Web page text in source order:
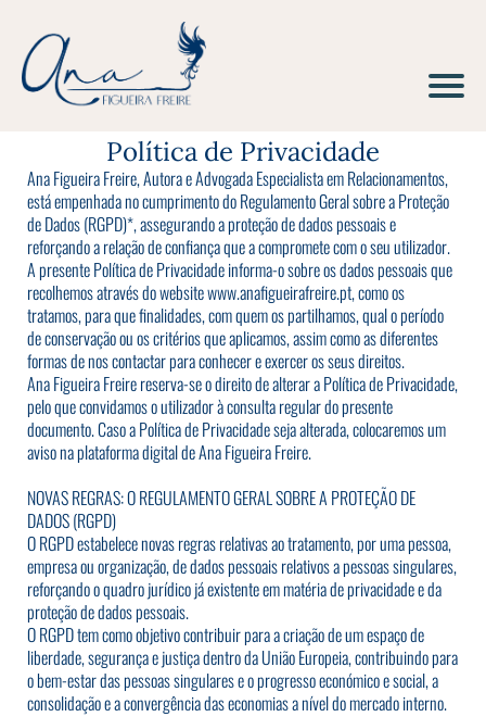
Política de Privacidade
Ana Figueira Freire, Autora e Advogada Especialista em Relacionamentos,
está empenhada no cumprimento do Regulamento Geral sobre a Proteção
de Dados (RGPD)*, assegurando a proteção de dados pessoais e
reforçando a relação de confiança que a compromete com o seu utilizador.
A presente Política de Privacidade informa-o sobre os dados pessoais que
recolhemos através do websitewww.anafigueirafreire.pt, como os
tratamos, para que finalidades, com quem os partilhamos, qual o período
de conservação ou os critérios que aplicamos, assim como as diferentes
formas de nos contactar para conhecer e exercer os seus direitos.
Ana Figueira Freire reserva-se o direito de alterar a Política de Privacidade,
pelo que convidamos o utilizador à consulta regular do presente
documento. Caso a Política de Privacidade seja alterada, colocaremos um
aviso na plataforma digital de Ana Figueira Freire.
NOVAS REGRAS: O REGULAMENTO GERAL SOBRE A PROTEÇÃO DE
DADOS (RGPD)
O RGPD estabelece novas regras relativas ao tratamento, por uma pessoa,
empresa ou organização, de dados pessoais relativos a pessoas singulares,
reforçando o quadro jurídico já existente em matéria de privacidade e da
proteção de dados pessoais.
O RGPD tem como objetivo contribuir para a criação de um espaço de
liberdade, segurança e justiça dentro da União Europeia, contribuindo para
o bem-estar das pessoas singulares e o progresso económico e social, a
consolidação e a convergência das economias a nível do mercado interno.